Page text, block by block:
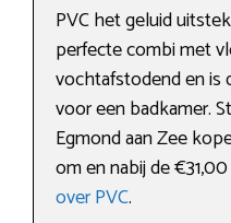
PVC het geluid
perfecte combi met
vochtafstodend en is
voor een badkamer.
Egmond aan Zee
om en nabij de
over PVC.